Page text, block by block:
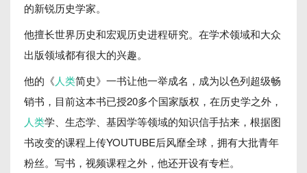
的新锐历史学家。
他擅长世界历史和宏观历史进程研究。在学术领域和大众
出版领域都有很大的兴趣。
他的《人类简史》一书让他一举成名，成为以色列超级畅
销书，目前这本书已授20多个国家版权，在历史学之外，
人类学、生态学、基因学等领域的知识信手拈来，根据图
书改变的课程上传YOUTUBE后风靡全球，拥有大批青年
粉丝。写书，视频课程之外，他还开设有专栏。